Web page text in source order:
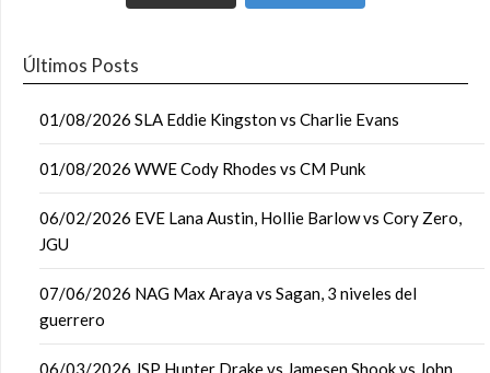
Últimos Posts
01/08/2026 SLA Eddie Kingston vs Charlie Evans
01/08/2026 WWE Cody Rhodes vs CM Punk
06/02/2026 EVE Lana Austin, Hollie Barlow vs Cory Zero,
JGU
07/06/2026 NAG Max Araya vs Sagan, 3 niveles del
guerrero
06/03/2026 JSP Hunter Drake vs Jamesen Shook vs John